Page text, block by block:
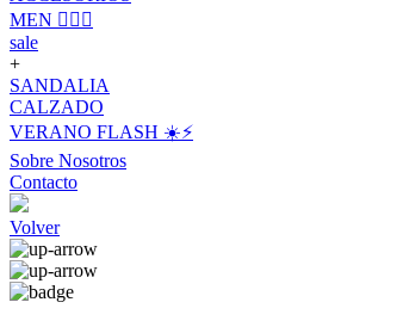
MEN 🙋🏽‍♂️
sale
+
SANDALIA
CALZADO
VERANO FLASH ☀️⚡️
Sobre Nosotros
Contacto
Volver